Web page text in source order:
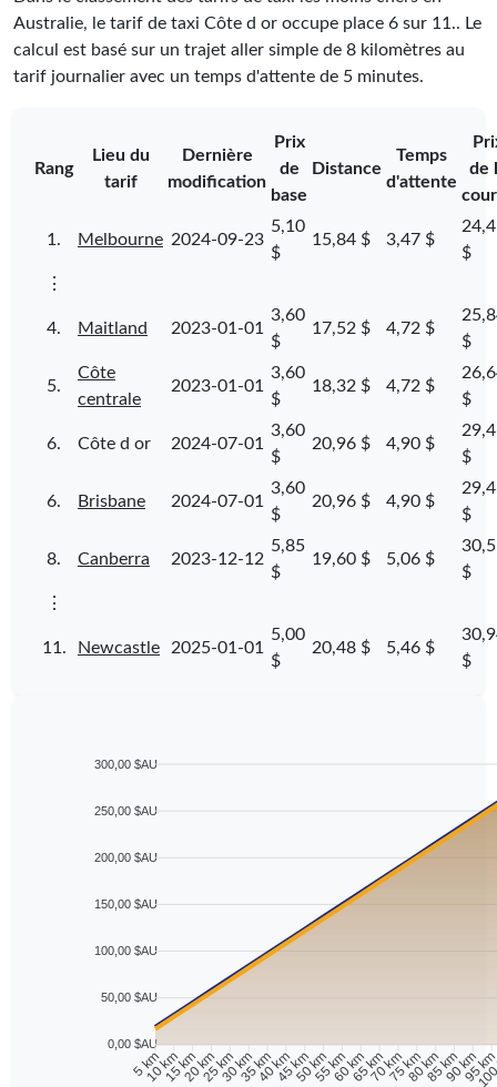
Australie, le tarif de taxi Côte d or occupe place 6 sur 11 .. Le
calcul est basé sur un trajet aller simple de 8 kilomètres au
tarif journalier avec un temps d'attente de 5 minutes.
Rang
Lieu du
tarif
Dernière
modification
Prix
de
base
Distance
Temps
d'attente
de
1. Melbourne 2024-09-23
5,10
$
15,84 $ 3,47 $
$
⋮
4. Maitland 2023-01-01
3,60
$
17,52 $ 4,72 $
$
5.
Côte
centrale
2023-01-01
3,60
$
18,32 $ 4,72 $
$
6. Côte d or 2024-07-01
3,60
$
20,96 $ 4,90 $
$
6. Brisbane 2024-07-01
3,60
$
20,96 $ 4,90 $
$
8. Canberra 2023-12-12
5,85
$
19,60 $ 5,06 $
$
⋮
11. Newcastle 2025-01-01
5,00
$
20,48 $ 5,46 $
$
300,00 $AU
250,00 $AU
200,00 $AU
150,00 $AU
100,00 $AU
50,00 $AU
0,00 $AU
5 km
10 km15 km20 km25 km30 km35 km40 km45 km50 km55 km60 km65 km70 km75 km80 km85 km90 km
95